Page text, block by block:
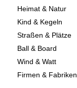
Heimat & Natur
Kind & Kegeln
Straßen & Plätze
Ball & Board
Wind & Watt
Firmen & Fabriken